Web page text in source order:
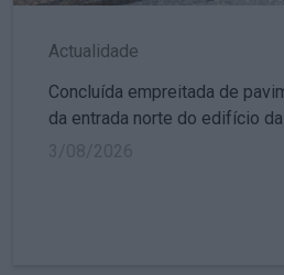
Actualidade
Concluída empreitada de
da entrada norte do edifício